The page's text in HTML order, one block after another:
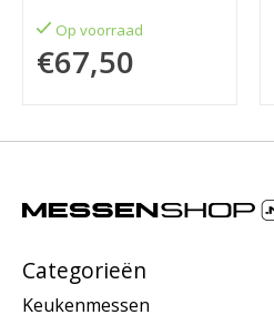
Op voorraad
€67,50
Categorieën
Keukenmessen